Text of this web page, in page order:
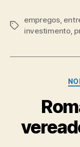
Tags
empregos,
investimento,